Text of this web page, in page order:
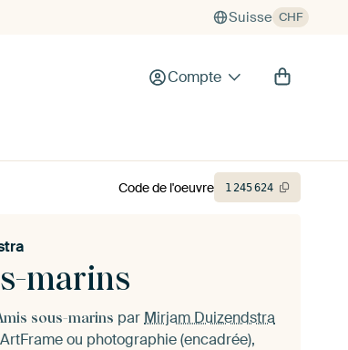
Suisse CHF
Compte
marins
sous-marins par Mirjam Duizendstra
ou photographie (encadrée),
Code de l'oeuvre 1245624